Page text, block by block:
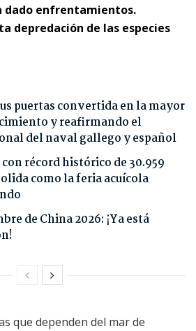
dado enfrentamientos.
depredación de las especies
puertas convertida en la mayor
y reafirmando el
del naval gallego y español
récord histórico de 30.959
como la feria acuícola
de China 2026: ¡Ya está
que dependen del mar de